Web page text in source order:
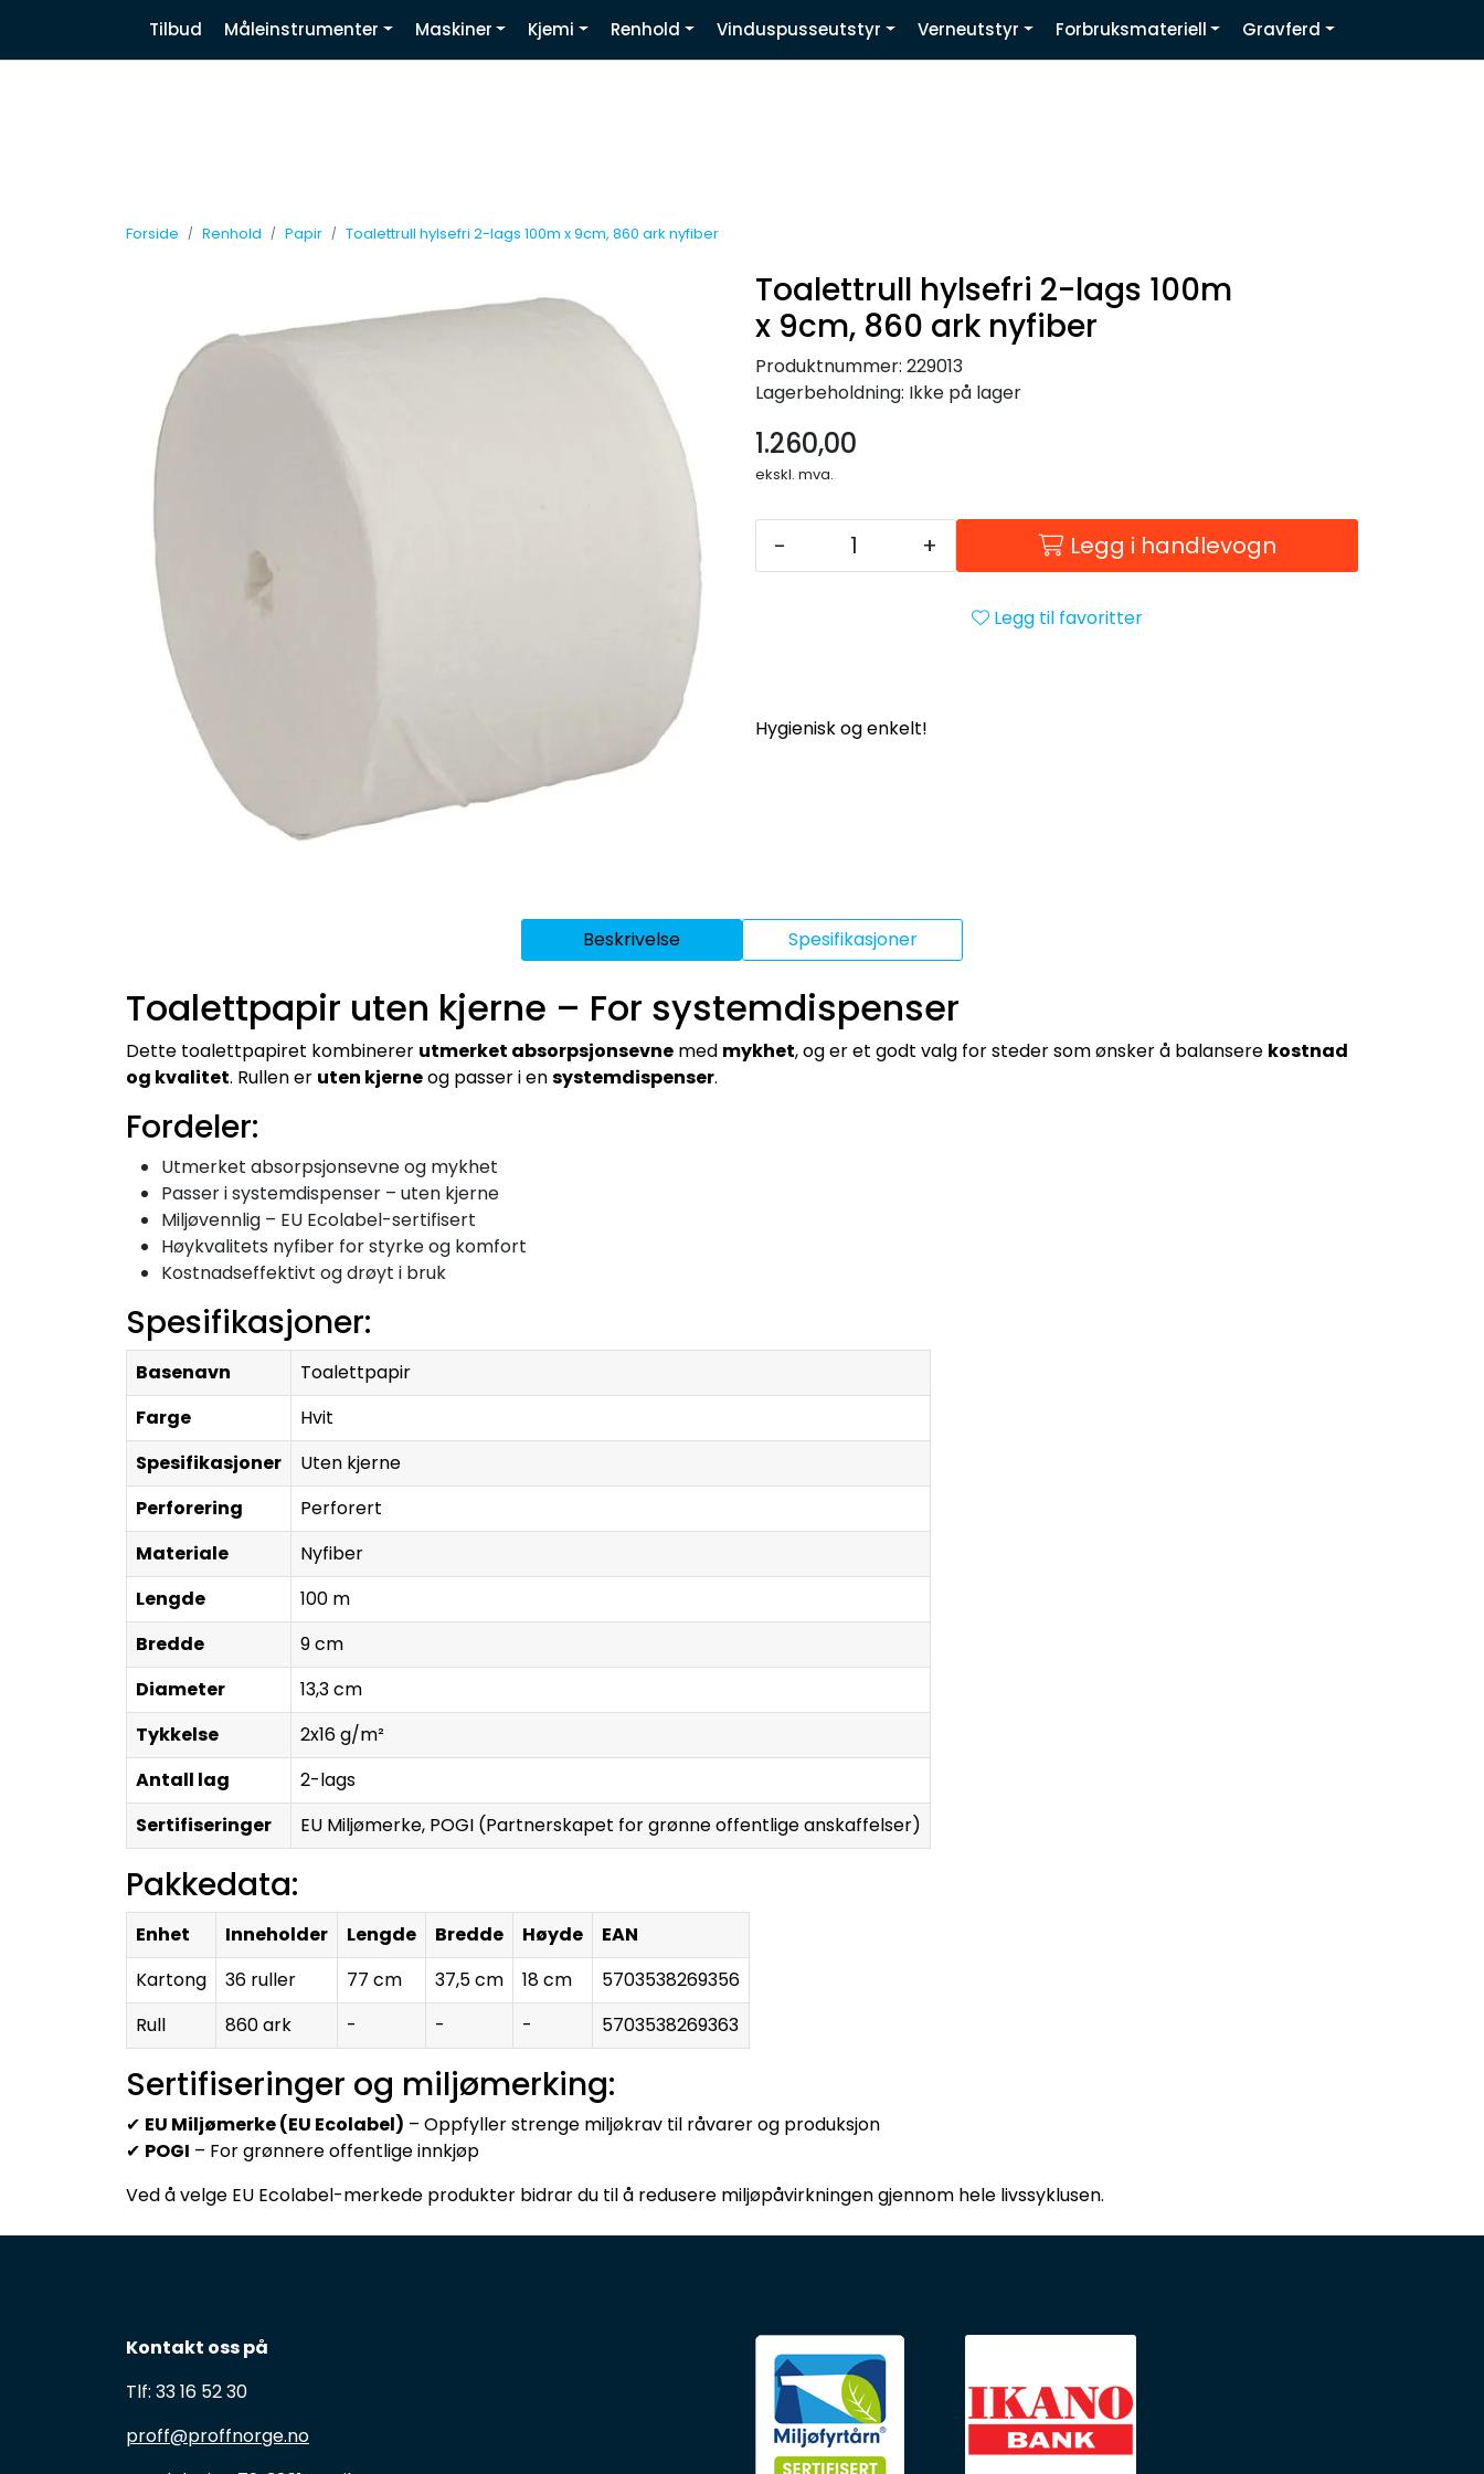
Nyhetsbrev | Facebook | Linkedin | Youtube Infosenter Favoritter Logg inn
Tilbud Måleinstrumenter Maskiner Kjemi Renhold Vinduspusseutstyr Verneutstyr Forbruksmateriell Gravferd
Forside Renhold Papir Toalettrull hylsefri 2-lags 100m x 9cm, 860 ark nyfiber
Toalettrull hylsefri 2-lags 100m
x 9cm, 860 ark nyfiber
Produktnummer: 229013
Lagerbeholdning: Ikke på lager
1.260,00
ekskl. mva.
- + Legg i handlevogn
Legg til favoritter
Hygienisk og enkelt!
Beskrivelse Spesifikasjoner
Toalettpapir uten kjerne – For systemdispenser
Dette toalettpapiret kombinerer utmerket absorpsjonsevne med mykhet, og er et godt valg for steder som ønsker å balansere kostnad
og kvalitet. Rullen er uten kjerneog passer i ensystemdispenser.
Fordeler:
Utmerket absorpsjonsevne og mykhet
Passer i systemdispenser – uten kjerne
Miljøvennlig – EU Ecolabel-sertifisert
Høykvalitets nyfiber for styrke og komfort
Kostnadseffektivt og drøyt i bruk
Spesifikasjoner:
Basenavn
Toalettpapir
Farge
Hvit
Spesifikasjoner
Uten kjerne
Perforering
Perforert
Materiale
Nyfiber
Lengde
100 m
Bredde
9 cm
Diameter
13,3 cm
Tykkelse
2x16 g/m²
Antall lag
2-lags
Sertifiseringer
EU Miljømerke, POGI (Partnerskapet for grønne offentlige anskaffelser)
Pakkedata:
Enhet Inneholder Lengde Bredde Høyde
EAN
Kartong
36 ruller 77 cm 37,5 cm 18 cm
5703538269356
Rull
860 ark - - - 5703538269363
Sertifiseringer og miljømerking:
✔ EU Miljømerke (EU Ecolabel) – Oppfyller strenge miljøkrav til råvarer og produksjon
✔ POGI – For grønnere offentlige innkjøp
Ved å velge EU Ecolabel-merkede produkter bidrar du til å redusere miljøpåvirkningen gjennom hele livssyklusen.
Kontakt oss på
Tlf: 33 16 52 30
proff@proffnorge.no